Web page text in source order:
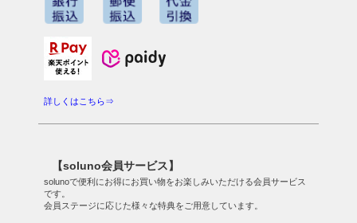
詳しくはこちら⇒
【soluno会員サービス】
solunoで便利にお得にお買い物をお楽しみいただける会員サービス
です。
会員ステージに応じた様々な特典をご用意しています。